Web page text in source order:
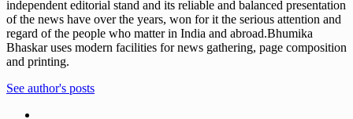
independent editorial stand and its reliable and balanced presentation
of the news have over the years, won for it the serious attention and
regard of the people who matter in India and abroad.Bhumika
Bhaskar uses modern facilities for news gathering, page composition
and printing.
See author's posts